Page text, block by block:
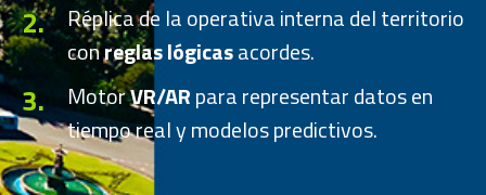
2.
Réplica de la operativa interna del territorio
conreglas lógicasacordes.
3. MotorVR/ARpara representar datos en
tiempo real y modelos predictivos.